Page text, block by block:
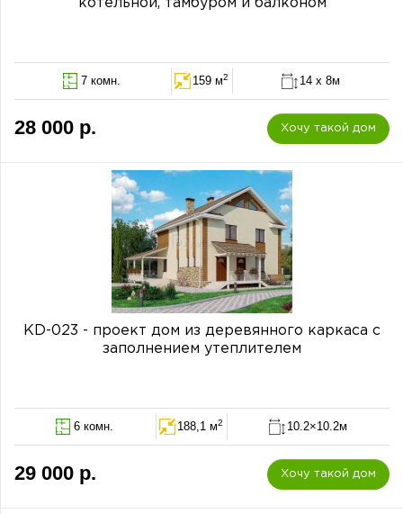
котельной, тамбуром и балконом
7 комн. 159 м2 14 х 8м
28 000 р. Хочу такой дом
KD-023 - проект дом из деревянного каркаса с
заполнением утеплителем
6 комн. 188,1 м2 10.2×10.2м
29 000 р. Хочу такой дом